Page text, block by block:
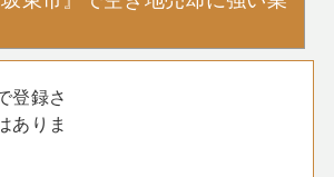
登録さ
ありま